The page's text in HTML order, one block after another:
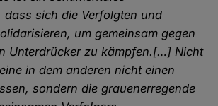
dass sich die Verfolgten und
um gemeinsam gegen
Unterdrücker zu kämpfen.[…] Nicht
in dem anderen nicht einen
sondern die grauenerregende